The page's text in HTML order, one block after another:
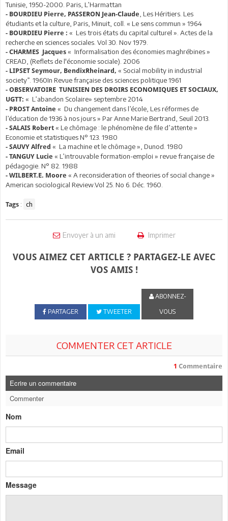
Tunisie, 1950-2000. Paris, L’Harmattan
- BOURDIEU Pierre, PASSERON Jean-Claude , Les Héritiers. Les
étudiants et la culture, Paris, Minuit, coll. « Le sens commun » 1964
- BOURDIEU Pierre : « Les trois états du capital culturel ». Actes de la
recherche en sciences sociales. Vol 30. Nov 1979.
- CHARMES Jacques « Informalisation des économies maghrébines »
CREAD, (Reflets de l'économie sociale). 2006
- LIPSET Seymour, BendixRheinard, « Social mobility in industrial
society”. 1960In Revue française des sciences politique 1961
- OBSERVATOIRE TUNISIEN DES DROIRS ECONOMIQUES ET SOCIAUX,
UGTT: « L’abandon Scolaire» septembre 2014
- PROST Antoine « Du changement dans l’école, Les réformes de
l’éducation de 1936 à nos jours » Par Anne Marie Bertrand, Seuil 2013.
- SALAIS Robert « Le chômage : le phénomène de file d’attente »
Economie et statistiques N° 123. 1980
- SAUVY Alfred « La machine et le chômage », Dunod. 1980
- TANGUY Lucie « L’introuvable formation-emploi » revue française de
pédagogie. N° 82. 1988
- WILBERT.E. Moore « A reconsideration of theories of social change »
American sociological Review.Vol 25. No 6. Déc. 1960.
Tags : ch
Envoyer à un ami Imprimer
VOUS AIMEZ CET ARTICLE ? PARTAGEZ-LE AVEC
VOS AMIS !
PARTAGER TWEETER
ABONNEZ-
VOUS
COMMENTER CET ARTICLE
1 Commentaire
Ecrire un commentaire
Commenter
Nom
Email
Message